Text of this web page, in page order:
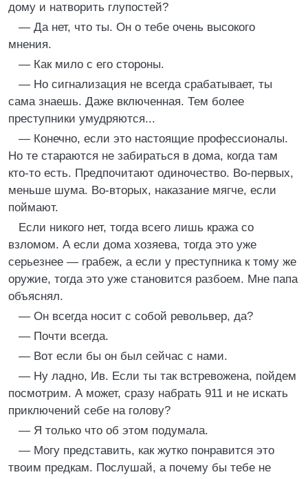
дому и натворить глупостей?
— Да нет, что ты. Он о тебе очень высокого
мнения.
— Как мило с его стороны.
— Но сигнализация не всегда срабатывает, ты
сама знаешь. Даже включенная. Тем более
преступники умудряются...
— Конечно, если это настоящие профессионалы.
Но те стараются не забираться в дома, когда там
кто-то есть. Предпочитают одиночество. Во-первых,
меньше шума. Во-вторых, наказание мягче, если
поймают.
Если никого нет, тогда всего лишь кража со
взломом. А если дома хозяева, тогда это уже
серьезнее — грабеж, а если у преступника к тому же
оружие, тогда это уже становится разбоем. Мне папа
объяснял.
— Он всегда носит с собой револьвер, да?
— Почти всегда.
— Вот если бы он был сейчас с нами.
— Ну ладно, Ив. Если ты так встревожена, пойдем
посмотрим. А может, сразу набрать 911 и не искать
приключений себе на голову?
— Я только что об этом подумала.
— Могу представить, как жутко понравится это
твоим предкам. Послушай, а почему бы тебе не